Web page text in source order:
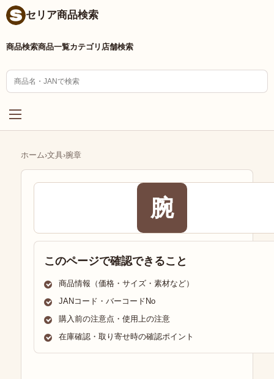
セリア商品検索
商品検索商品一覧カテゴリ 店舗検索
ホーム›文具›腕章
腕
このページで確認できること
商品情報（価格・サイズ・素材など）
JANコード・バーコードNo
購入前の注意点・使用上の注意
在庫確認・取り寄せ時の確認ポイント